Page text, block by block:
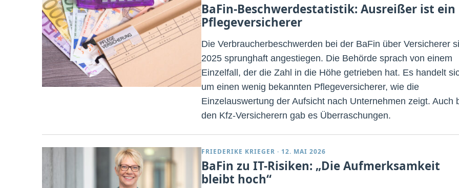
BaFin-Beschwerdestatistik: Ausreißer ist ein
Pflegeversicherer
Die Verbraucherbeschwerden bei der BaFin über Versicherer
2025 sprunghaft angestiegen. Die Behörde sprach von einem
Einzelfall, der die Zahl in die Höhe getrieben hat. Es handelt
um einen wenig bekannten Pflegeversicherer, wie die
Einzelauswertung der Aufsicht nach Unternehmen zeigt. Auch
den Kfz-Versicherern gab es Überraschungen.
FRIEDERIKE KRIEGER · 12. MAI 2026
BaFin zu IT-Risiken: „Die Aufmerksamkeit
bleibt hoch“